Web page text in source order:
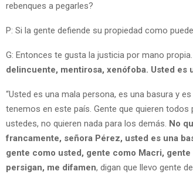
rebenques a pegarles?
P: Si la gente defiende su propiedad como
G: Entonces te gusta la justicia por mano
delincuente, mentirosa, xenófoba. Usted es
“Usted es una mala persona, es una basura y
tenemos en este país. Gente que quieren
ustedes, no quieren nada para los demás. No
francamente, señora Pérez, usted es una
gente como usted, gente como Macri,
persigan, me difamen, digan que llevo gente